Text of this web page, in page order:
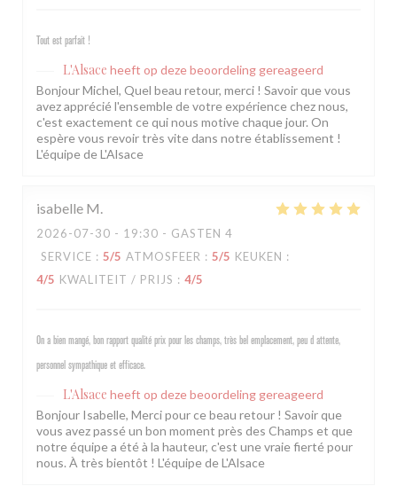
Tout est parfait !
L'Alsace heeft op deze beoordeling gereageerd
Bonjour Michel, Quel beau retour, merci ! Savoir que vous
avez apprécié l'ensemble de votre expérience chez nous,
c'est exactement ce qui nous motive chaque jour. On
espère vous revoir très vite dans notre établissement !
L'équipe de L'Alsace
isabelle M
2026-07-30 - 19:30 - GASTEN 4
SERVICE : 5/5 ATMOSFEER : 5/5 KEUKEN :
4/5 KWALITEIT / PRIJS : 4/5
On a bien mangé, bon rapport qualité prix pour les champs, très bel emplacement, peu d attente,
personnel sympathique et efficace.
L'Alsace heeft op deze beoordeling gereageerd
Bonjour Isabelle, Merci pour ce beau retour ! Savoir que
vous avez passé un bon moment près des Champs et que
notre équipe a été à la hauteur, c'est une vraie fierté pour
nous. À très bientôt ! L'équipe de L'Alsace